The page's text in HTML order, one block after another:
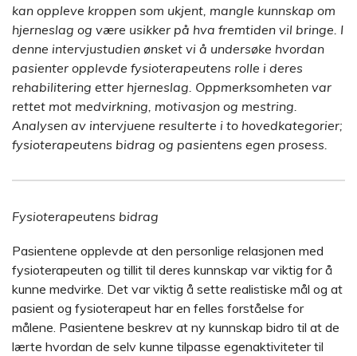
kan oppleve kroppen som ukjent, mangle kunnskap om
hjerneslag og være usikker på hva fremtiden vil bringe. I
denne intervjustudien ønsket vi å undersøke hvordan
pasienter opplevde fysioterapeutens rolle i deres
rehabilitering etter hjerneslag. Oppmerksomheten var
rettet mot medvirkning, motivasjon og mestring.
Analysen av intervjuene resulterte i to hovedkategorier;
fysioterapeutens bidrag og pasientens egen prosess.
Fysioterapeutens bidrag
Pasientene opplevde at den personlige relasjonen med
fysioterapeuten og tillit til deres kunnskap var viktig for å
kunne medvirke. Det var viktig å sette realistiske mål og at
pasient og fysioterapeut har en felles forståelse for
målene. Pasientene beskrev at ny kunnskap bidro til at de
lærte hvordan de selv kunne tilpasse egenaktiviteter til